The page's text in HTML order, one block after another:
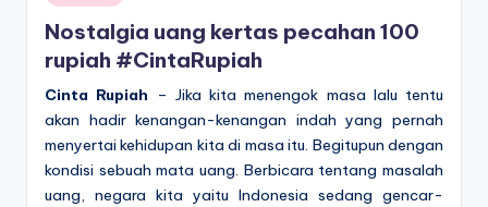
in
Nostalgia uang kertas pecahan 100
rupiah #CintaRupiah
Cinta Rupiah – Jika kita menengok masa lalu tentu
akan hadir kenangan-kenangan indah yang pernah
menyertai kehidupan kita di masa itu. Begitupun dengan
kondisi sebuah mata uang. Berbicara tentang masalah
uang, negara kita yaitu Indonesia sedang gencar-